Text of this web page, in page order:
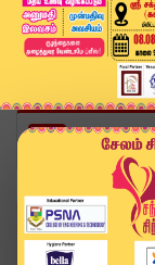
Home
வீடியோ
"ஆதவ் அண்ணா